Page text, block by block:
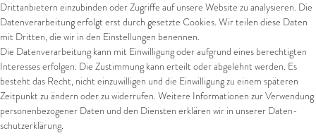
Versand
UPS
FedEx
Drittanbietern einzubinden oder Zugriffe auf unsere Website zu analysieren. Die
Datenverarbeitung erfolgt erst durch gesetzte Cookies. Wir teilen diese Daten
mit Dritten, die wir in den Einstellungen benennen.
Die Datenverarbeitung kann mit Einwilligung oder aufgrund eines berechtigten
Interesses erfolgen. Die Zustimmung kann erteilt oder abgelehnt werden. Es
besteht das Recht, nicht einzuwilligen und die Einwilligung zu einem späteren
Zeitpunkt zu ändern oder zu widerrufen. Weitere Informationen zur Verwendung
personenbezogener Daten und den Diensten erklären wir in unserer Daten­
schutz­erklärung.